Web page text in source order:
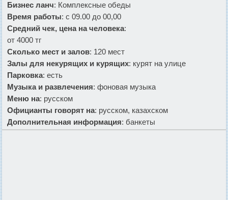
Бизнес ланч: Комплексные обеды
Время работы: с 09.00 до 00,00
Средний чек, цена на человека:
от 4000 тг
Сколько мест и залов: 120 мест
Залы для некурящих и курящих: курят на улице
Парковка: есть
Музыка и развлечения: фоновая музыка
Меню на: русском
Официанты говорят на: русском, казахском
Дополнительная информация: банкеты